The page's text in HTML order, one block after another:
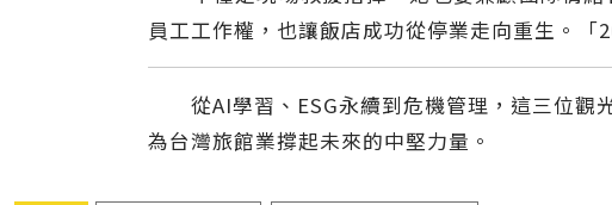
員工工作權，也讓飯店成功從停業走向重生。
從AI學習、ESG永續到危機管理，這三位觀
為台灣旅館業撐起未來的中堅力量。